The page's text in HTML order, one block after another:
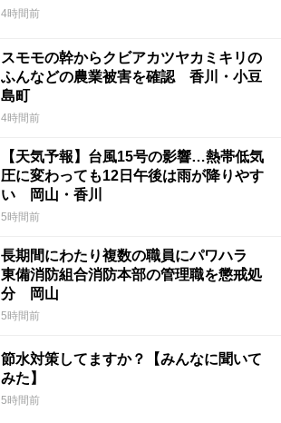
4時間前
スモモの幹からクビアカツヤカミキリの
ふんなどの農業被害を確認 香川・小豆
島町
4時間前
【天気予報】台風15号の影響…熱帯低気
圧に変わっても12日午後は雨が降りやす
い 岡山・香川
5時間前
長期間にわたり複数の職員にパワハラ
東備消防組合消防本部の管理職を懲戒処
分 岡山
5時間前
節水対策してますか？【みんなに聞いて
みた】
5時間前